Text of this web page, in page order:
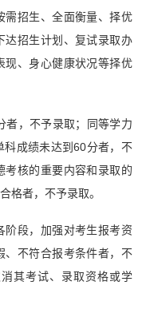
需招生、全面衡量、择优
达招生计划、复试录取办
现、身心健康状况等择优
者，不予录取；同等学力
科成绩未达到60分者，不
考核的重要内容和录取的
格者，不予录取。
阶段，加强对考生报考资
、不符合报考条件者，不
其考试、录取资格或学